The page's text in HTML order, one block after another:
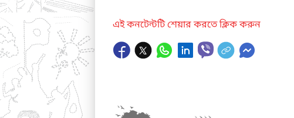
এই কনটেন্টটি শেয়ার করতে ক্লিক করুন